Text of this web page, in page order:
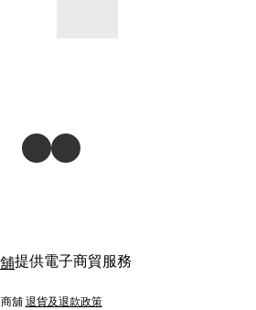
提供電子商貿服務
商舖 退貨及退款政策